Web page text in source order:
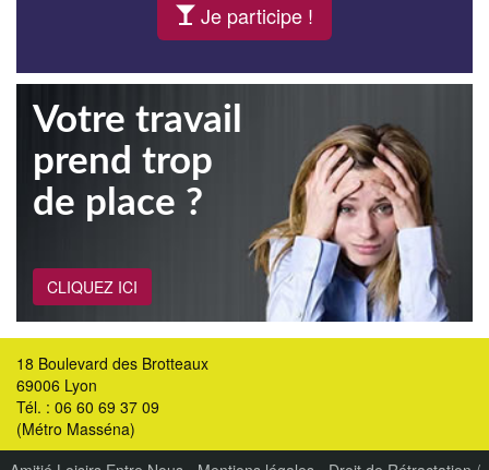
Je participe !
Votre travail
prend trop
de place ?
CLIQUEZ ICI
18 Boulevard des Brotteaux
69006 Lyon
Tél. : 06 60 69 37 09
(Métro Masséna)